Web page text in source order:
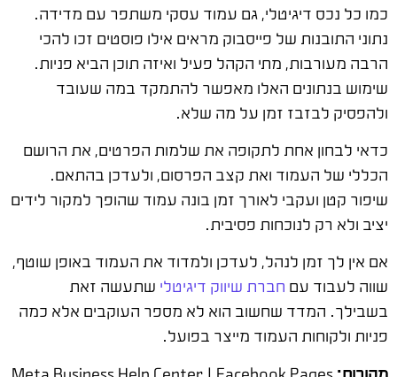
כמו כל נכס דיגיטלי, גם עמוד עסקי משתפר עם מדידה.
נתוני התובנות של פייסבוק מראים אילו פוסטים זכו להכי
הרבה מעורבות, מתי הקהל פעיל ואיזה תוכן הביא פניות.
שימוש בנתונים האלו מאפשר להתמקד במה שעובד
ולהפסיק לבזבז זמן על מה שלא.
כדאי לבחון אחת לתקופה את שלמות הפרטים, את הרושם
הכללי של העמוד ואת קצב הפרסום, ולעדכן בהתאם.
שיפור קטן ועקבי לאורך זמן בונה עמוד שהופך למקור לידים
יציב ולא רק לנוכחות פסיבית.
אם אין לך זמן לנהל, לעדכן ולמדוד את העמוד באופן שוטף,
שווה לעבוד עם חברת שיווק דיגיטלי שתעשה זאת
בשבילך. המדד שחשוב הוא לא מספר העוקבים אלא כמה
פניות ולקוחות העמוד מייצר בפועל.